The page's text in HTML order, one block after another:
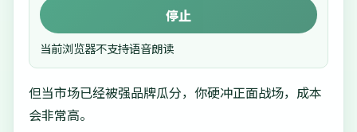
停止
当前浏览器不支持语音朗读
但当市场已经被强品牌瓜分，你硬冲正面战场，成本
会非常高。